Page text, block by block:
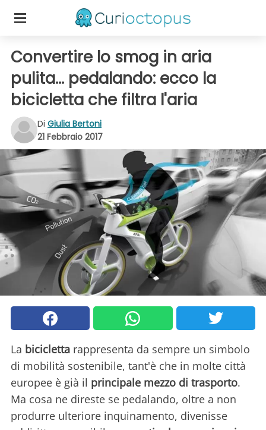
Convertire lo smog in aria
pulita... pedalando: ecco la
bicicletta che filtra l'aria
Di Giulia Bertoni
21 Febbraio 2017
La bicicletta rappresenta da sempre un simbolo
di mobilità sostenibile, tant'è che in molte città
europee è già il principale mezzo di trasporto.
Ma cosa ne direste se pedalando, oltre a non
produrre ulteriore inquinamento, divenisse